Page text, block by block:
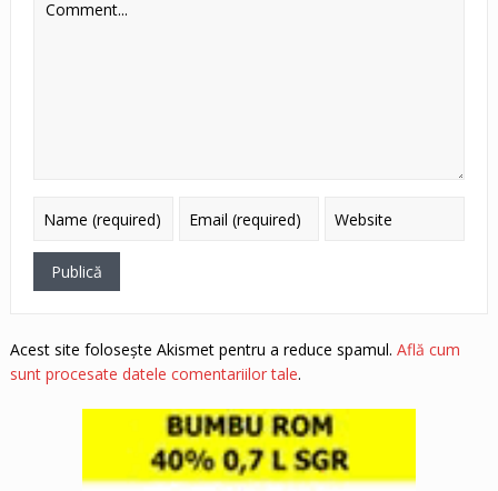
Acest site folosește Akismet pentru a reduce spamul. Află cum
sunt procesate datele comentariilor tale.